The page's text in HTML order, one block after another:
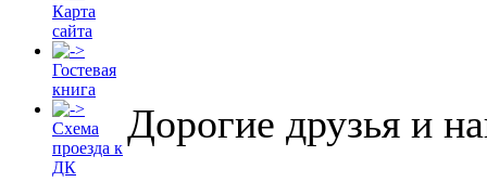
Карта
сайта
Гостевая
книга
Схема
проезда к
ДК
Дорогие друзья и